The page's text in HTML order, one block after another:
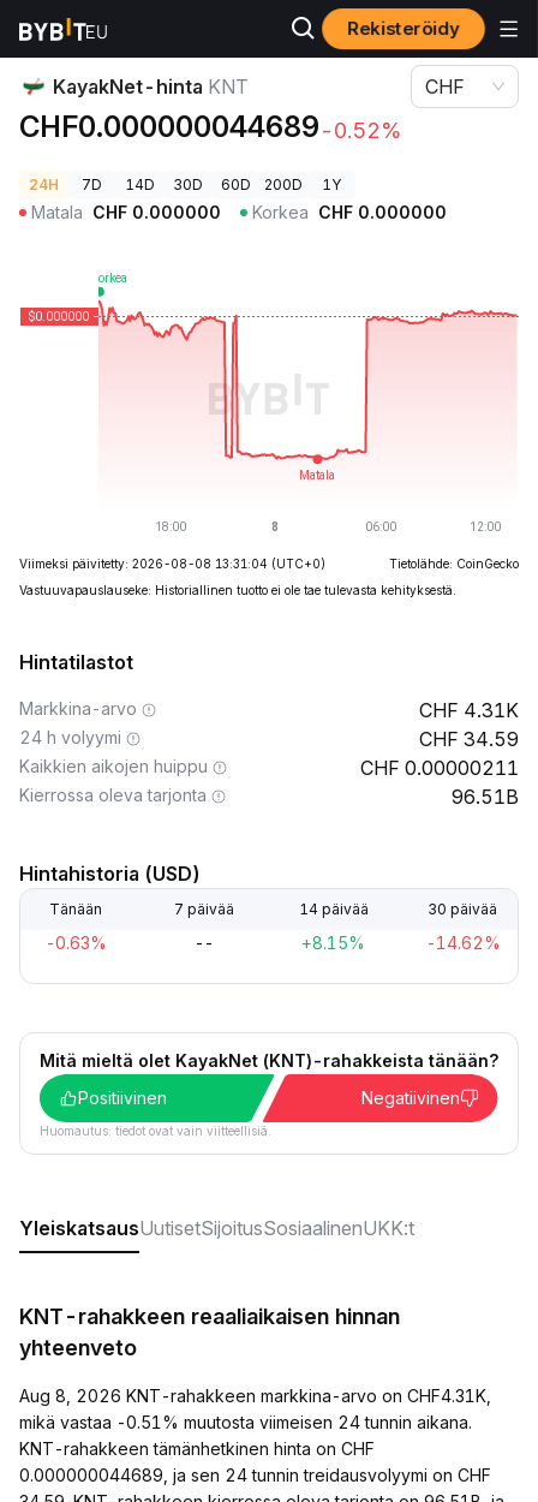
Rekisteröidy
Kryptohinnat
KayakNet-hinta KNT
CHF0.000000044689-0.52%
CHF
24H 7D 14D 30D 60D 200D 1Y
Matala CHF 0.000000 Korkea CHF 0.000000
Viimeksi päivitetty: 2026-08-08 13:31:04 (UTC+0)
Tietolähde: CoinGecko
Vastuuvapauslauseke: Historiallinen tuotto ei ole tae tulevasta kehityksestä.
Hintatilastot
Markkina-arvo 4.31K
24 h volyymi 34.59
Kaikkien aikojen huippu 0.00000211
Kierrossa oleva tarjonta 96.51B
Hintahistoria (USD)
Tänään 7 päivää 14 päivää 30 päivää
-0.63% -- +8.15% -14.62%
Mitä mieltä olet KayakNet (KNT)-rahakkeista tänään?
Positiivinen
Negatiivinen
Huomautus: tiedot ovat vain viitteellisiä.
YleiskatsausUutisetSijoitusSosiaalinenUKK:t
KNT-rahakkeen reaaliaikaisen hinnan
yhteenveto
Aug 8, 2026 KNT-rahakkeen markkina-arvo on CHF4.31K,
mikä vastaa -0.51% muutosta viimeisen 24 tunnin aikana.
KNT-rahakkeen tämänhetkinen hinta on CHF
0.000000044689, ja sen 24 tunnin treidausvolyymi on CHF